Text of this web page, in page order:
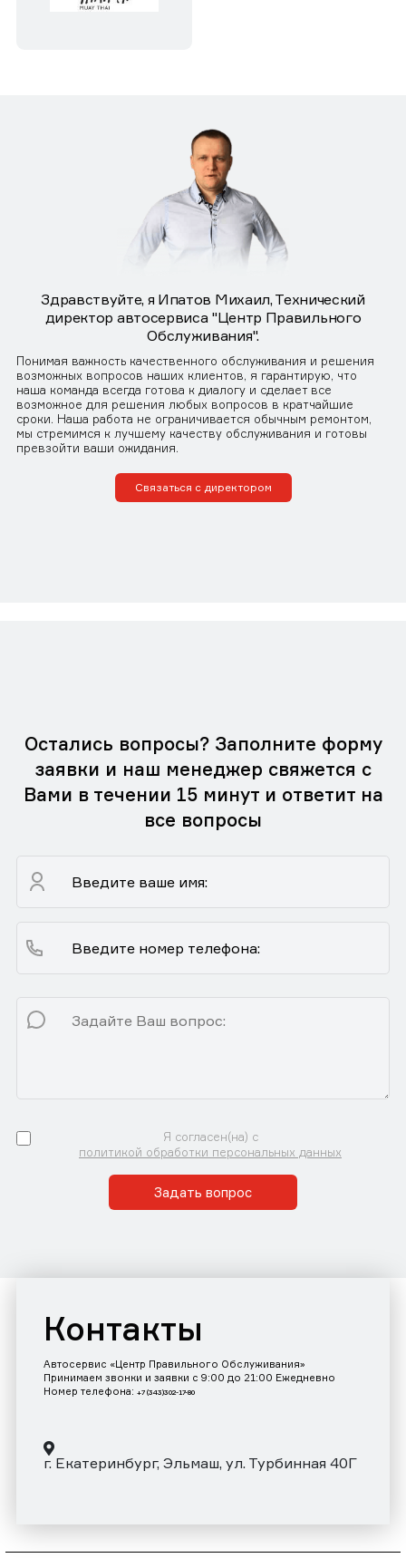
Здравствуйте, я Ипатов Михаил, Технический
директор автосервиса "Центр Правильного
Обслуживания".
Понимая важность качественного обслуживания и решения
возможных вопросов наших клиентов, я гарантирую, что
наша команда всегда готова к диалогу и сделает все
возможное для решения любых вопросов в кратчайшие
сроки. Наша работа не ограничивается обычным ремонтом,
мы стремимся к лучшему качеству обслуживания и готовы
превзойти ваши ожидания.
Связаться с директором
Остались вопросы? Заполните форму
заявки и наш менеджер свяжется с
Вами в течении 15 минут и ответит на
все вопросы
Я согласен(на) с
политикой обработки персональных данных
Задать вопрос
Контакты
Автосервис «Центр Правильного Обслуживания»
Принимаем звонки и заявки с 9:00 до 21:00 Ежедневно
Номер телефона: +7 (343)302-17-80
г. Екатеринбург, Эльмаш, ул. Турбинная 40Г